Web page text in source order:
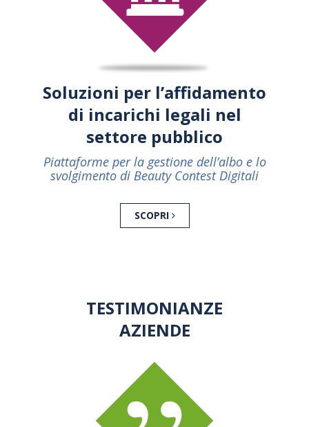
Soluzioni per l’affidamento
di incarichi legali nel
settore pubblico
Piattaforme per la gestione dell’albo e lo
svolgimento di Beauty Contest Digitali
SCOPRI
TESTIMONIANZE
AZIENDE